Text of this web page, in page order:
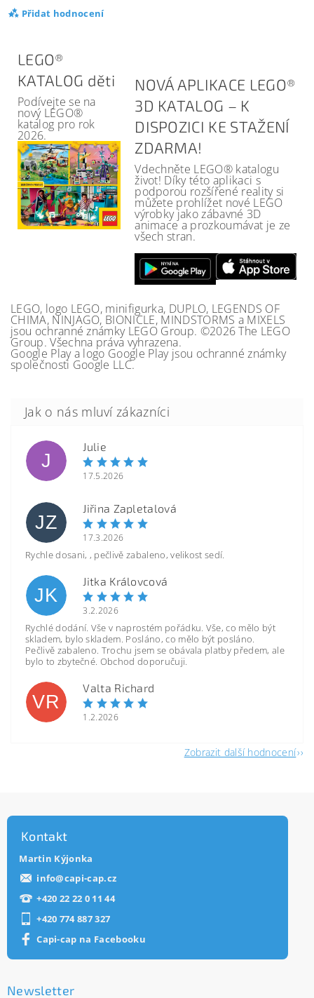
Přidat hodnocení
LEGO®
KATALOG děti
Podívejte se na
nový LEGO®
katalog pro rok
2026.
NOVÁ APLIKACE LEGO®
3D KATALOG – K
DISPOZICI KE STAŽENÍ
ZDARMA!
Vdechněte LEGO® katalogu
život! Díky této aplikaci s
podporou rozšířené reality si
můžete prohlížet nové LEGO
výrobky jako zábavné 3D
animace a prozkoumávat je ze
všech stran.
LEGO, logo LEGO, minifigurka, DUPLO, LEGENDS OF
CHIMA, NINJAGO, BIONICLE, MINDSTORMS a MIXELS
jsou ochranné známky LEGO Group. ©2026 The LEGO
Group. Všechna práva vyhrazena.
Google Play a logo Google Play jsou ochranné známky
společnosti Google LLC.
J
Julie
17.5.2026
JZ
Jiřina Zapletalová
17.3.2026
Rychle dosani, , pečlivě zabaleno, velikost sedí.
JK
Jitka Královcová
3.2.2026
Rychlé dodání. Vše v naprostém pořádku. Vše, co mělo být
skladem, bylo skladem. Posláno, co mělo být posláno.
Pečlivě zabaleno. Trochu jsem se obávala platby předem, ale
bylo to zbytečné. Obchod doporučuji.
VR
Valta Richard
1.2.2026
Zobrazit další hodnocení
Kontakt
Martin Kýjonka
info@capi-cap.cz
+420 22 22 0 11 44
+420 774 887 327
Capi-cap na Facebooku
Newsletter